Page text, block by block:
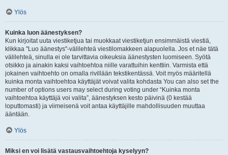
Ylös
Kuinka luon äänestyksen?
Kun kirjoitat uuta viestiketjua tai muokkaat viestiketjun ensimmäistä viestiä,
klikkaa "Luo äänestys"-välilehteä viestilomakkeen alapuolella. Jos et näe tätä
välilehteä, sinulla ei ole tarvittavia oikeuksia äänestysten luomiseen. Syötä
otsikko ja ainakin kaksi vaihtoehtoa niille varattuihin kenttiin. Varmista että
jokainen vaihtoehto on omalla rivillään tekstikentässä. Voit myös määritellä
kuinka monta vaihtoehtoa käyttäjät voivat valita kohdasta You can also set the
number of options users may select during voting under “Kuinka monta
vaihtoehtoa käyttäjä voi valita”, äänestyksen kesto päivinä (0 kestää
loputtomasti) ja viimeisenä voit antaa käyttäjille mahdollisuuden muuttaa
ääntään.
Ylös
Miksi en voi lisätä vastausvaihtoehtoja kyselyyn?